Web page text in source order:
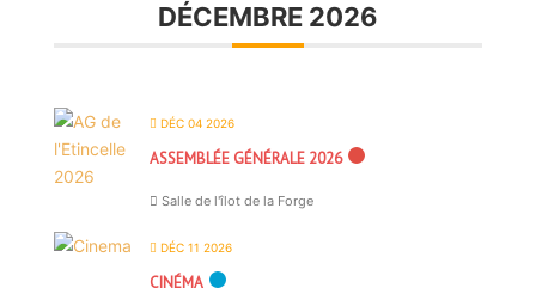
DÉCEMBRE 2026
DÉC 04 2026
ASSEMBLÉE GÉNÉRALE 2026
Salle de l'îlot de la Forge
DÉC 11 2026
CINÉMA